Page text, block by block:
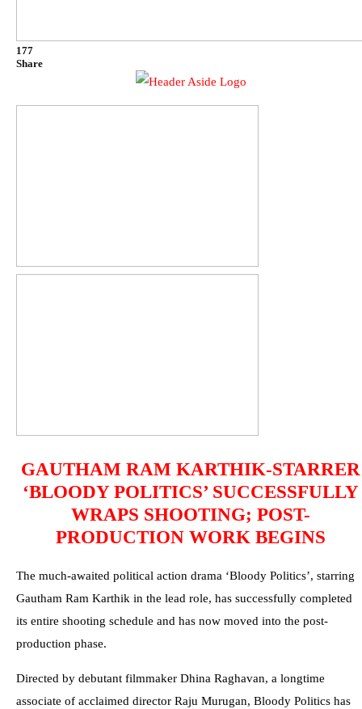
177
Share
GAUTHAM RAM KARTHIK-STARRER
‘BLOODY POLITICS’ SUCCESSFULLY
WRAPS SHOOTING; POST-
PRODUCTION WORK BEGINS
The much-awaited political action drama ‘Bloody Politics’, starring
Gautham Ram Karthik in the lead role, has successfully completed
its entire shooting schedule and has now moved into the post-
production phase.
Directed by debutant filmmaker Dhina Raghavan, a longtime
associate of acclaimed director Raju Murugan, Bloody Politics has